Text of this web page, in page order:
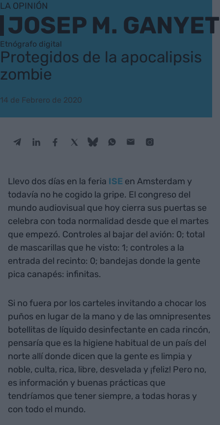
LA OPINIÓN
JOSEP M. GANYET
Etnógrafo digital
Protegidos de la apocalipsis
zombie
14 de Febrero de 2020
Llevo dos días en la feria ISE en Amsterdam y
todavía no he cogido la gripe. El congreso del
mundo audiovisual que hoy cierra sus puertas se
celebra con toda normalidad desde que el martes
que empezó. Controles al bajar del avión: 0; total
de mascarillas que he visto: 1; controles a la
entrada del recinto: 0; bandejas donde la gente
pica canapés: infinitas.
Si no fuera por los carteles invitando a chocar los
puños en lugar de la mano y de las omnipresentes
botellitas de líquido desinfectante en cada rincón,
pensaría que es la higiene habitual de un país del
norte allí donde dicen que la gente es limpia y
noble, culta, rica, libre, desvelada y ¡feliz! Pero no,
es información y buenas prácticas que
tendríamos que tener siempre, a todas horas y
con todo el mundo.